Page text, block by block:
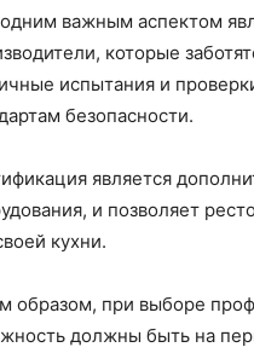
важным аспектом
которые
испытания и
безопасности.
является
и позволяет
кухни.
образом, при выборе
должны быть на